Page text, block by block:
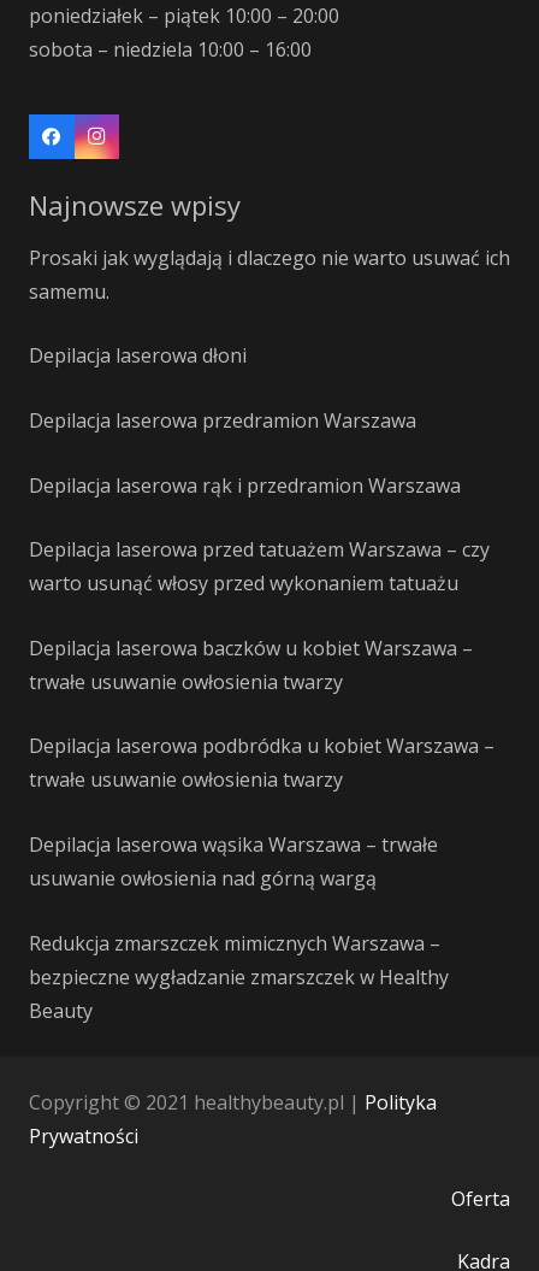
poniedziałek – piątek 10:00 – 20:00
sobota – niedziela 10:00 – 16:00
Najnowsze wpisy
Prosaki jak wyglądają i dlaczego nie warto usuwać ich
samemu.
Depilacja laserowa dłoni
Depilacja laserowa przedramion Warszawa
Depilacja laserowa rąk i przedramion Warszawa
Depilacja laserowa przed tatuażem Warszawa – czy
warto usunąć włosy przed wykonaniem tatuażu
Depilacja laserowa baczków u kobiet Warszawa –
trwałe usuwanie owłosienia twarzy
Depilacja laserowa podbródka u kobiet Warszawa –
trwałe usuwanie owłosienia twarzy
Depilacja laserowa wąsika Warszawa – trwałe
usuwanie owłosienia nad górną wargą
Redukcja zmarszczek mimicznych Warszawa –
bezpieczne wygładzanie zmarszczek w Healthy
Beauty
Copyright © 2021 healthybeauty.pl | Polityka
Prywatności
Oferta
Kadra